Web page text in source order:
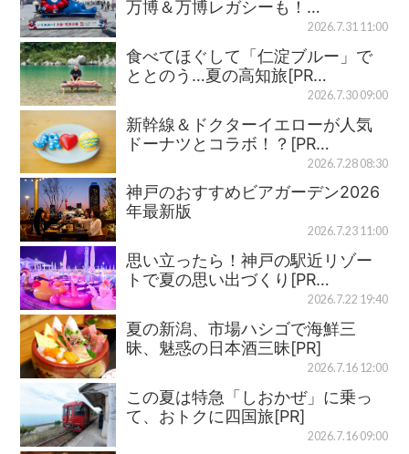
万博＆万博レガシーも！…
2026.7.31 11:00
食べてほぐして「仁淀ブルー」で
ととのう…夏の高知旅[PR…
2026.7.30 09:00
新幹線＆ドクターイエローが人気
ドーナツとコラボ！？[PR…
2026.7.28 08:30
神戸のおすすめビアガーデン2026
年最新版
2026.7.23 11:00
思い立ったら！神戸の駅近リゾー
トで夏の思い出づくり[PR…
2026.7.22 19:40
夏の新潟、市場ハシゴで海鮮三
昧、魅惑の日本酒三昧[PR]
2026.7.16 12:00
この夏は特急「しおかぜ」に乗っ
て、おトクに四国旅[PR]
2026.7.16 09:00